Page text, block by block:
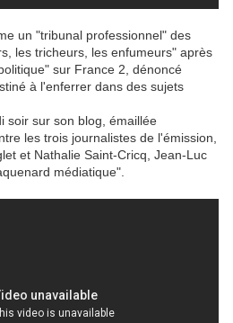
un "tribunal professionnel" des
les tricheurs, les enfumeurs" après
sur France 2, dénoncé
à l'enferrer dans des sujets
soir sur son blog, émaillée
les trois journalistes de l'émission,
et Nathalie Saint-Cricq, Jean-Luc
médiatique".